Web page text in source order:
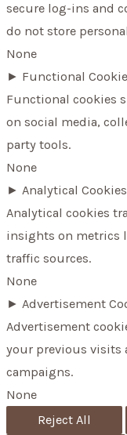
secure log-ins and
do not store
None
► Functional
Functional cookies
on social media,
party tools.
None
► Analytical Cookies
Analytical cookies
insights on metrics
traffic sources.
None
► Advertisement
Advertisement
your previous visits
campaigns.
None
Reject All